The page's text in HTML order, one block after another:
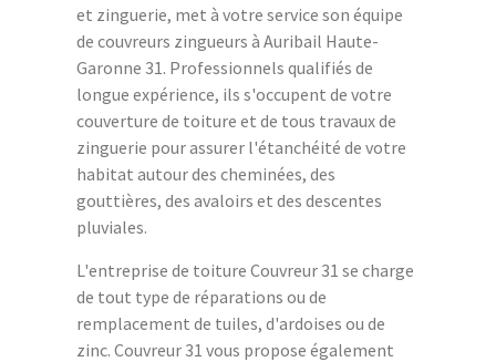
et zinguerie, met à votre service son équipe
de couvreurs zingueurs à Auribail Haute-
Garonne 31. Professionnels qualifiés de
longue expérience, ils s'occupent de votre
couverture de toiture et de tous travaux de
zinguerie pour assurer l'étanchéité de votre
habitat autour des cheminées, des
gouttières, des avaloirs et des descentes
pluviales.
L'entreprise de toiture Couvreur 31 se charge
de tout type de réparations ou de
remplacement de tuiles, d'ardoises ou de
zinc. Couvreur 31 vous propose également